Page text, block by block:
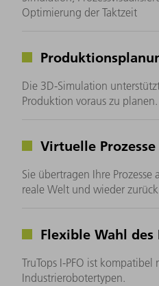
Optimierung der Taktzeit
Die 3D-Simulation
Produktion voraus zu planen.
Virtuelle Prozesse
Sie übertragen Ihre
reale Welt und wieder
Flexible Wahl
TruTops I-PFO ist
Industrierobotertypen.